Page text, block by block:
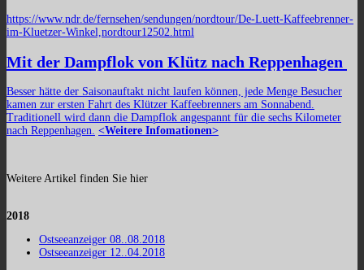
https://www.ndr.de/fernsehen/sendungen/nordtour/De-Luett-Kaffeebrenner-
im-Kluetzer-Winkel,nordtour12502.html
Mit der Dampflok von Klütz nach Reppenhagen
Besser hätte der Saisonauftakt nicht laufen können, jede Menge Besucher
kamen zur ersten Fahrt des Klützer Kaffeebrenners am Sonnabend.
Traditionell wird dann die Dampflok angespannt für die sechs Kilometer
nach Reppenhagen. <Weitere Infomationen>
Weitere Artikel finden Sie hier
2018
Ostseeanzeiger 08..08.2018
Ostseeanzeiger 12..04.2018